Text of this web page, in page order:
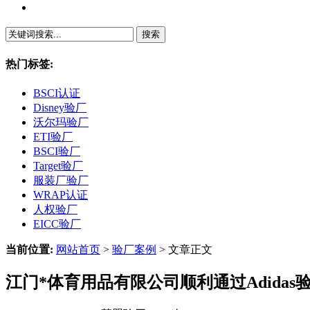
热门标签:
BSCI认证
Disney验厂
沃尔玛验厂
ETI验厂
BSCI验厂
Target验厂
服装厂验厂
WRAP认证
人权验厂
EICC验厂
当前位置: 网站首页 > 验厂案例 > 文章正文
江门*体育用品有限公司顺利通过Adidas